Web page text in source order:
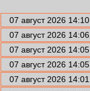
07 август 2026 14:10
07 август 2026 14:06
07 август 2026 14:05
07 август 2026 14:05
07 август 2026 14:01